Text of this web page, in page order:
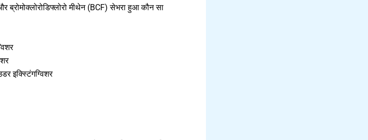
ब्रोमोक्लोरोडिफ्लोरो मीथेन (BCF) सेभरा हुआ कौन सा
इक्स्टिंगग्विशर